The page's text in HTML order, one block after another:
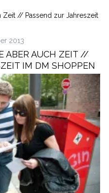
2013
ABER AUCH ZEIT //
IM DM SHOPPEN